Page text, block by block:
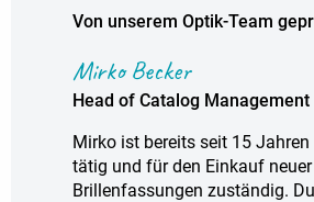
Von unserem Optik-Team
Mirko Becker
Head of Catalog Management
Mirko ist bereits seit 15
tätig und für den Einkauf neuer
Brillenfassungen zuständig.